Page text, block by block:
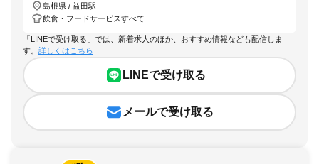
島根県 / 益田駅
飲食・フードサービスすべて
「LINEで受け取る」では、新着求人のほか、おすすめ情報なども配信しま
す。 詳しくはこちら
LINEで受け取る
メールで受け取る